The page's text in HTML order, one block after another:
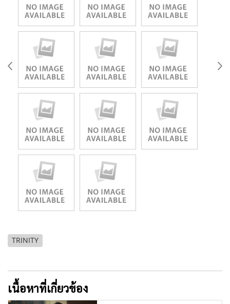
TRINITY
เนื้อหาที่เกี่ยวข้อง